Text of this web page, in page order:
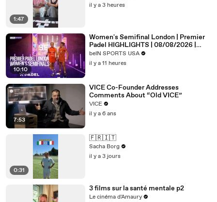
1:47
il y a 3 heures
10:10
Women's Semifinal London | Premier
Padel HIGHLIGHTS | 08/08/2026 |
beIN SPORTS USA
beIN SPORTS USA
il y a 11 heures
7:53
VICE Co-Founder Addresses
Comments About “Old VICE”
VICE
il y a 6 ans
0:31
🇫🇷🇮🇹
Sacha Borg
il y a 3 jours
3 films sur la santé mentale p2
Le cinéma d'Amaury